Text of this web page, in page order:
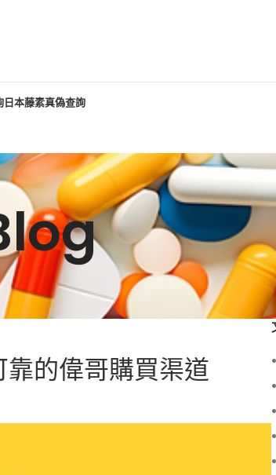
日本藤素真偽查詢
的偉哥購買渠道